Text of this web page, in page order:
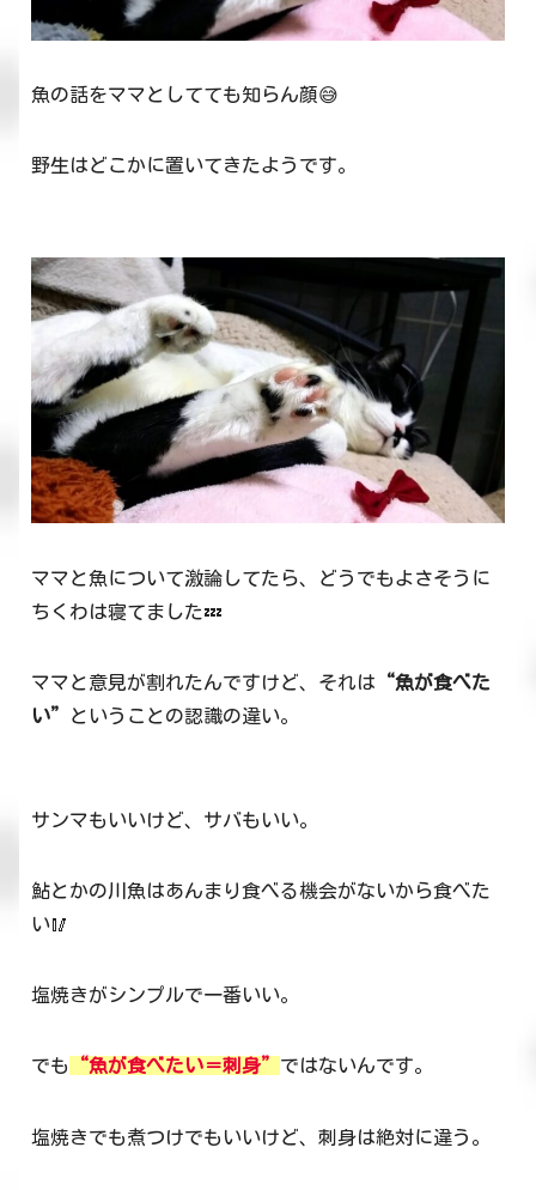
魚の話をママとしてても知らん顔😅
野生はどこかに置いてきたようです。
ママと魚について激論してたら、どうでもよさそうに
ちくわは寝てました💤
ママと意見が割れたんですけど、それは “魚が食べた
い”
ということの認識の違い。
サンマもいいけど、サバもいい。
鮎とかの川魚はあんまり食べる機会がないから食べた
い🥢
塩焼きがシンプルで一番いい。
でも “魚が食べたい＝刺身” ではないんです。
塩焼きでも煮つけでもいいけど、刺身は絶対に違う。